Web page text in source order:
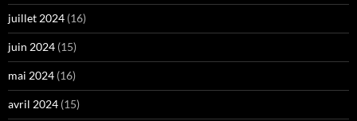
juillet 2024 (16)
juin 2024 (15)
mai 2024 (16)
avril 2024 (15)